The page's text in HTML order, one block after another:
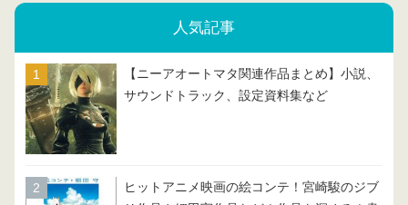
人気記事
【ニーアオートマタ関連作品まとめ】小説、
サウンドトラック、設定資料集など
ヒットアニメ映画の絵コンテ！宮崎駿のジブ